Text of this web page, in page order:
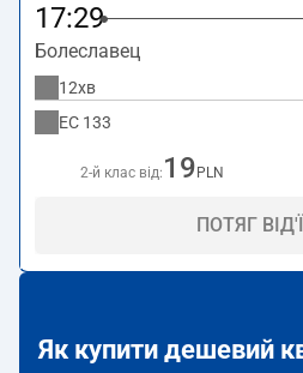
17:29
Болеславец
12хв
EC 133
2-й клас від: 19 PLN
ПОТЯГ
Як купити дешевий